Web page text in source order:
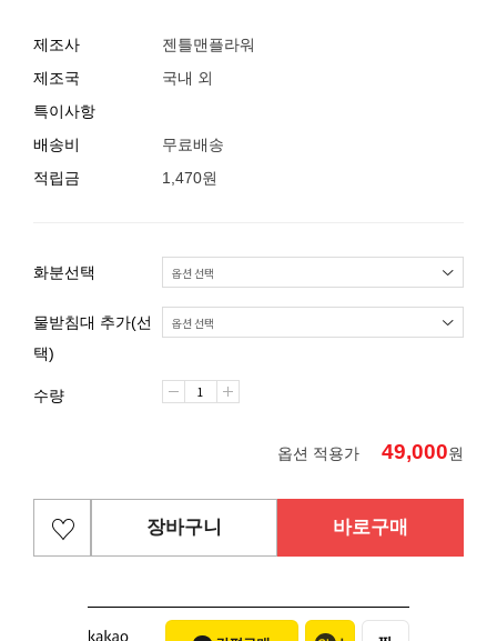
제조사
젠틀맨플라워
제조국
국내 외
특이사항
배송비
무료배송
적립금
1,470원
화분선택
물받침대 추가(선
택)
수량
옵션 적용가 49,000원
장바구니 바로구매